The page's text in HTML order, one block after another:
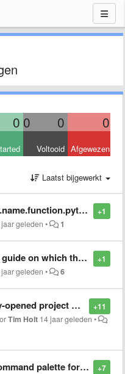
0 0 0 0
Voltooid Afgewezen
Laatst bijgewerkt
+1
function name in a function call
geleden • 1
+1
the current line starts on
geleden • 6
+11
a new empty window
Tim Holt 14 jaar geleden •
+7
for chord keybindings